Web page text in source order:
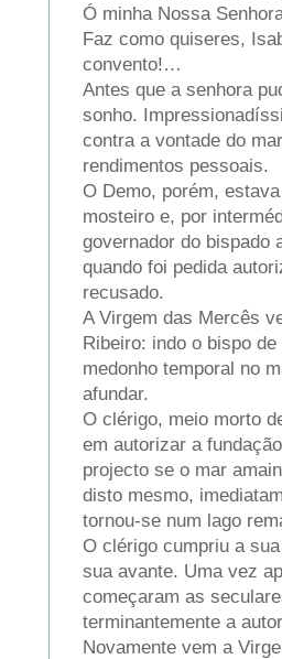
Ó minha Nossa
Faz como quiseres,
convento!…
Antes que a senhora
sonho.
contra a vontade do
rendimentos pessoais.
O Demo, porém,
mosteiro e, por
governador do bispado
quando foi pedida
recusado.
A Virgem das Mercês
Ribeiro: indo o bispo
medonho temporal no
afundar.
O clérigo, meio morto
em autorizar a
projecto se o mar
disto mesmo,
tornou-se num lago
O clérigo cumpriu a
sua avante. Uma vez
começaram as
terminantemente a
Novamente vem a